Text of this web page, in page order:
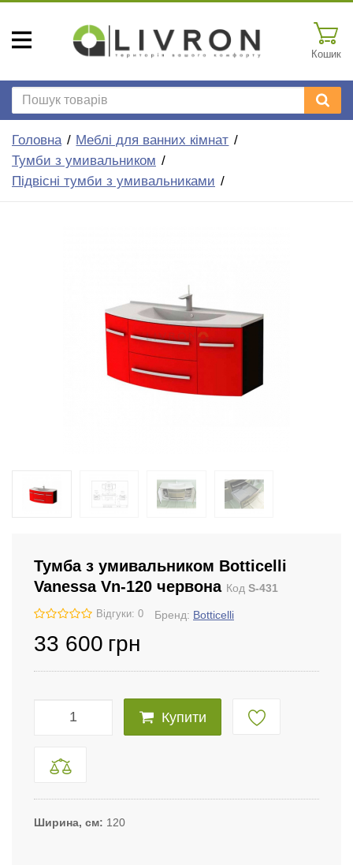
Кошик
Головна
Меблі для ванних кімнат
Тумби з умивальником
Підвісні тумби з умивальниками
Тумба з умивальником Botticelli
Vanessa Vn-120 червона Код S-431
Відгуки: 0 Бренд: Botticelli
33 600 грн
Купити
Ширина, см 120